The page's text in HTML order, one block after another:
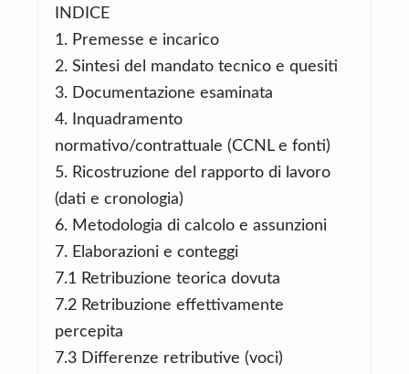
INDICE
1. Premesse e incarico
2. Sintesi del mandato tecnico e quesiti
3. Documentazione esaminata
4. Inquadramento
normativo/contrattuale (CCNL e fonti)
5. Ricostruzione del rapporto di lavoro
(dati e cronologia)
6. Metodologia di calcolo e assunzioni
7. Elaborazioni e conteggi
7.1 Retribuzione teorica dovuta
7.2 Retribuzione effettivamente
percepita
7.3 Differenze retributive (voci)